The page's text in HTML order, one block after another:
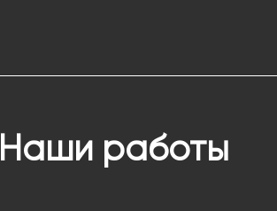
Наши работы